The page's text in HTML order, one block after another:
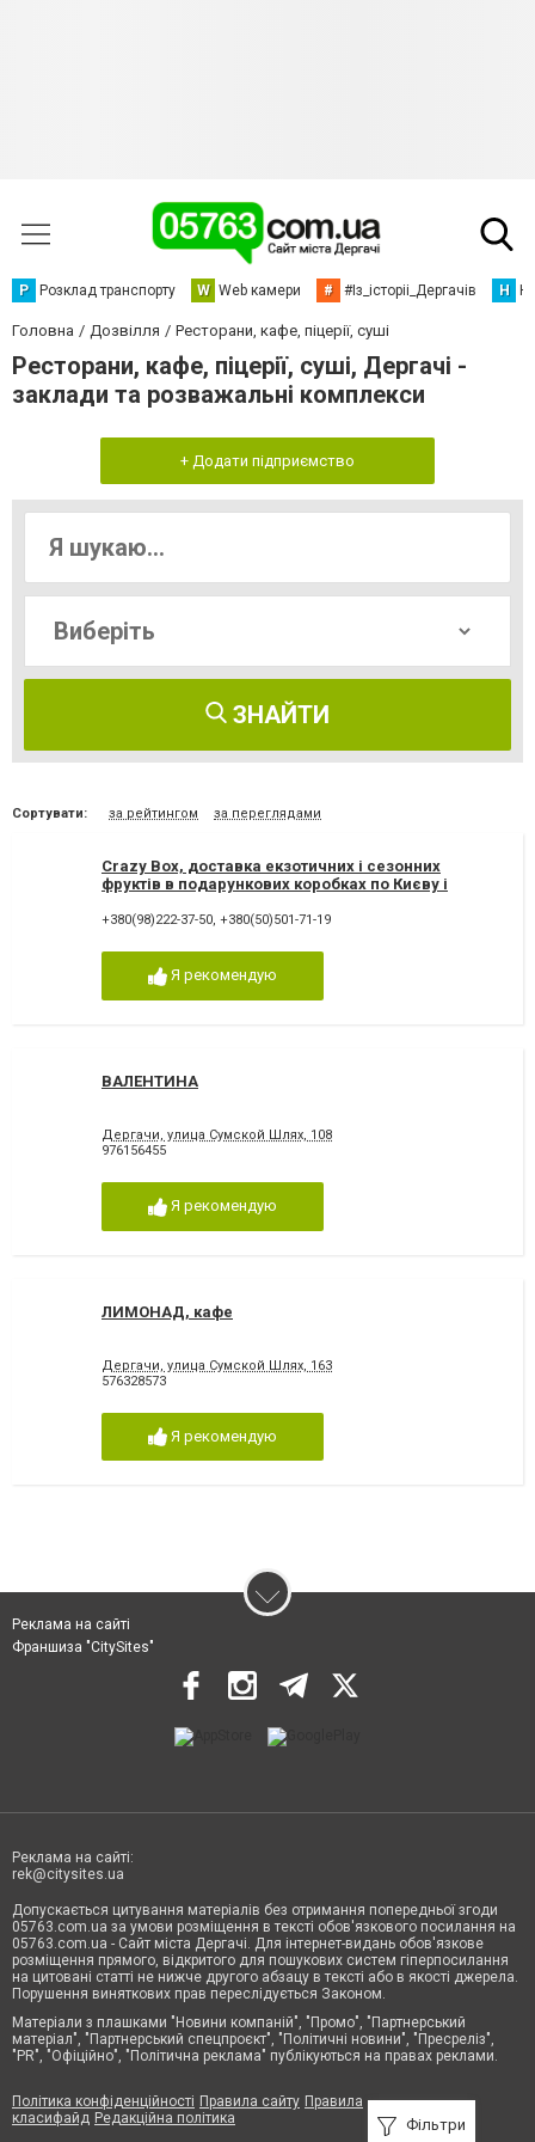
Р Розклад транспорту W Web камери # #Із_історіі_Дергачів Н
Головна Дозвілля Ресторани, кафе, піцерії, суші
Ресторани, кафе, піцерії, суші, Дергачі -
заклади та розважальні комплекси
+ Додати підприємство
ЗНАЙТИ
Сортувати: за рейтингом за переглядами
Crazy Box, доставка екзотичних і сезонних
фруктів в подарункових коробках по Києву і
+380(98)222-37-50, +380(50)501-71-19
Я рекомендую
ВАЛЕНТИНА
Дергачи, улица Сумской Шлях, 108
976156455
Я рекомендую
ЛИМОНАД, кафе
Дергачи, улица Сумской Шлях, 163
576328573
Я рекомендую
Фільтри
Реклама на сайті
Франшиза "CitySites"
Реклама на сайті:
rek@citysites.ua
Допускається цитування матеріалів без отримання попередньої згоди
05763.com.ua за умови розміщення в тексті обов'язкового посилання на
05763.com.ua - Сайт міста Дергачі. Для інтернет-видань обов'язкове
розміщення прямого, відкритого для пошукових систем гіперпосилання
на цитовані статті не нижче другого абзацу в тексті або в якості джерела.
Порушення виняткових прав переслідується Законом.
Матеріали з плашками "Новини компаній", "Промо", "Партнерський
матеріал", "Партнерський спецпроєкт", "Політичні новини", "Пресреліз",
"PR", "Офіційно", "Політична реклама" публікуються на правах реклами.
Політика конфіденційності Правила сайту Правила
класифайд Редакційна політика